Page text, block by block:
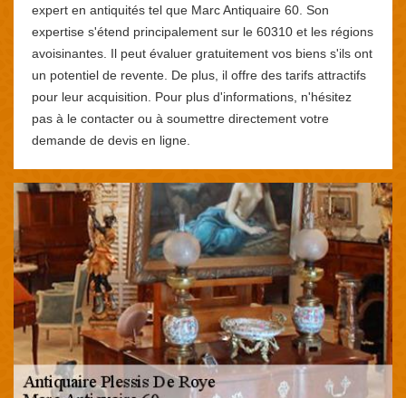
expert en antiquités tel que Marc Antiquaire 60. Son
expertise s'étend principalement sur le 60310 et les régions
avoisinantes. Il peut évaluer gratuitement vos biens s'ils ont
un potentiel de revente. De plus, il offre des tarifs attractifs
pour leur acquisition. Pour plus d'informations, n'hésitez
pas à le contacter ou à soumettre directement votre
demande de devis en ligne.